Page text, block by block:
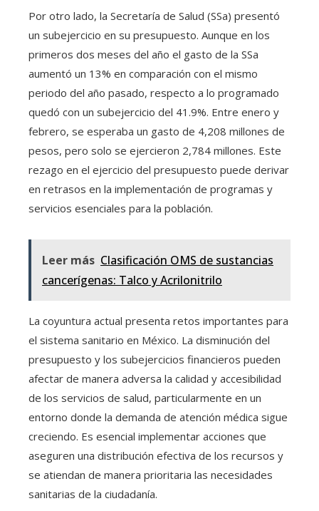
Por otro lado, la Secretaría de Salud (SSa) presentó
un subejercicio en su presupuesto. Aunque en los
primeros dos meses del año el gasto de la SSa
aumentó un 13% en comparación con el mismo
periodo del año pasado, respecto a lo programado
quedó con un subejercicio del 41.9%. Entre enero y
febrero, se esperaba un gasto de 4,208 millones de
pesos, pero solo se ejercieron 2,784 millones. Este
rezago en el ejercicio del presupuesto puede derivar
en retrasos en la implementación de programas y
servicios esenciales para la población.
Leer más Clasificación OMS de sustancias
cancerígenas: Talco y Acrilonitrilo
La coyuntura actual presenta retos importantes para
el sistema sanitario en México. La disminución del
presupuesto y los subejercicios financieros pueden
afectar de manera adversa la calidad y accesibilidad
de los servicios de salud, particularmente en un
entorno donde la demanda de atención médica sigue
creciendo. Es esencial implementar acciones que
aseguren una distribución efectiva de los recursos y
se atiendan de manera prioritaria las necesidades
sanitarias de la ciudadanía.